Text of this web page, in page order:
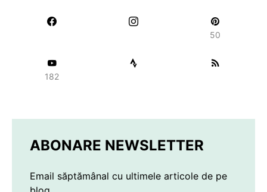
50
182
ABONARE NEWSLETTER
Email săptămânal cu ultimele articole de pe